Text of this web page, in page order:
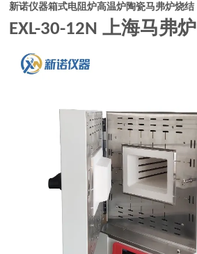
新诺仪器箱式电阻炉高温炉陶瓷马弗炉烧结
EXL-30-12N 上海马弗炉